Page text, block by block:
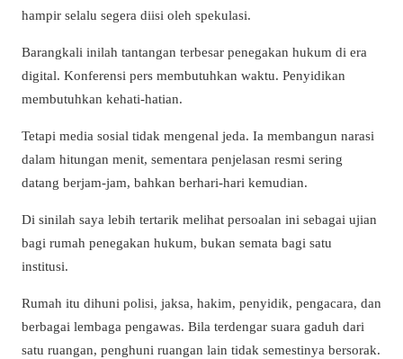
hampir selalu segera diisi oleh spekulasi.
Barangkali inilah tantangan terbesar penegakan hukum di era
digital. Konferensi pers membutuhkan waktu. Penyidikan
membutuhkan kehati-hatian.
Tetapi media sosial tidak mengenal jeda. Ia membangun narasi
dalam hitungan menit, sementara penjelasan resmi sering
datang berjam-jam, bahkan berhari-hari kemudian.
Di sinilah saya lebih tertarik melihat persoalan ini sebagai ujian
bagi rumah penegakan hukum, bukan semata bagi satu
institusi.
Rumah itu dihuni polisi, jaksa, hakim, penyidik, pengacara, dan
berbagai lembaga pengawas. Bila terdengar suara gaduh dari
satu ruangan, penghuni ruangan lain tidak semestinya bersorak.